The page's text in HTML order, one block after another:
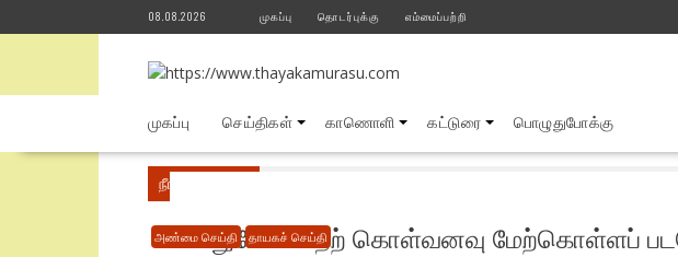
to
08.08.2026 முகப்பு தொடர்புக்கு எம்மைப்பற்றி
முகப்பு செய்திகள் காணொளி கட்டுரை பொழுதுபோக்கு
நீங்கள் இங்கே
அண்மை செய்தி தாயகச் செய்தி
சிறுபோக நெற் கொள்வனவு மேற்கொள்ளப்